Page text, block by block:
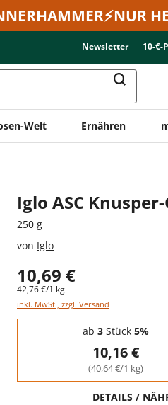
Newsletter 10-€-
Welt Ernähren
Iglo ASC
250 g
von Iglo
10,69 €
42,76 €/1 kg
inkl. MwSt., zzgl. Versand
Staffelpreise - Mengenrabatt
ab 3 Stück 5%
10,16 €
(40,64 €/1 kg)
DETAILS /